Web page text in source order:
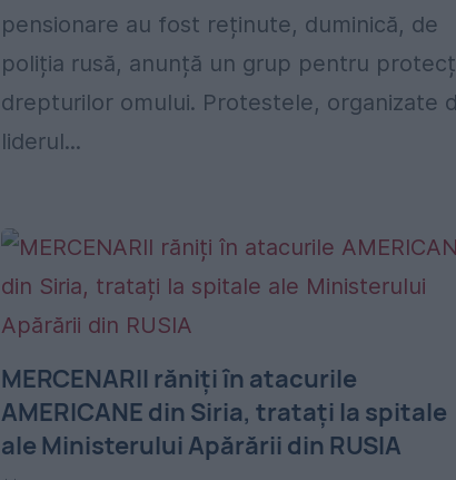
pensionare au fost reținute, duminică, de
poliția rusă, anunță un grup pentru
drepturilor omului. Protestele, organizate
liderul...
MERCENARII răniți în atacurile
AMERICANE din Siria, tratați la spitale
ale Ministerului Apărării din RUSIA